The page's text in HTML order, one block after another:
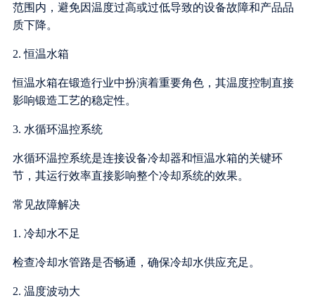
范围内，避免因温度过高或过低导致的设备故障和产品品
质下降。
2. 恒温水箱
恒温水箱在锻造行业中扮演着重要角色，其温度控制直接
影响锻造工艺的稳定性。
3. 水循环温控系统
水循环温控系统是连接设备冷却器和恒温水箱的关键环
节，其运行效率直接影响整个冷却系统的效果。
常见故障解决
1. 冷却水不足
检查冷却水管路是否畅通，确保冷却水供应充足。
2. 温度波动大